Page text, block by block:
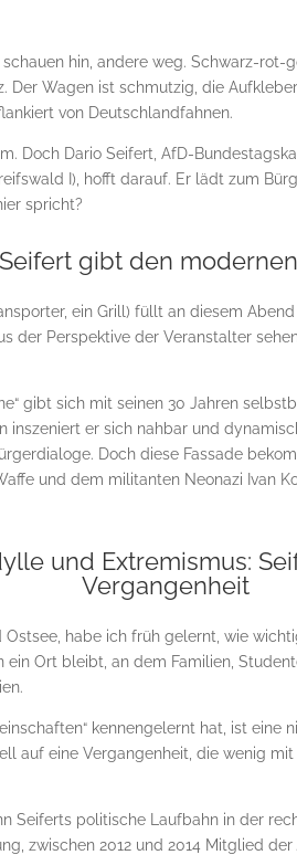
hin, andere weg. Schwarz-rot-
Wagen ist schmutzig, die
von Deutschlandfahnen.
Doch Dario Seifert, AfD-
I), hofft darauf. Er lädt zum
spricht?
gibt den
ein Grill) füllt an diesem
der Perspektive der Veranstalter
gibt sich mit seinen 30 Jahren
inszeniert er sich nahbar und
Doch diese Fassade
und dem militanten Neonazi Ivan
und Extremismus:
Vergangenheit
Ostsee, habe ich früh gelernt, wie
Ort bleibt, an dem Familien,
kennengelernt hat, ist eine
auf eine Vergangenheit, die wenig
Seiferts politische Laufbahn in der
zwischen 2012 und 2014 Mitglied der